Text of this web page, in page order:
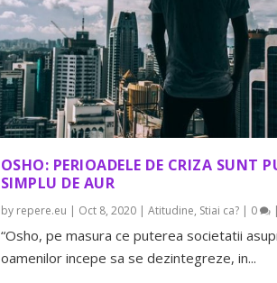
OSHO: PERIOADELE DE CRIZA SUNT
SIMPLU DE AUR
by repere.eu | Oct 8, 2020| Atitudine, Stiai ca?| 0 |
“Osho, pe masura ce puterea societatii
oamenilor incepe sa se dezintegreze, in...